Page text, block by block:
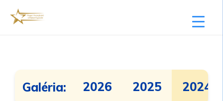
Galéria: 2026 2025 2024